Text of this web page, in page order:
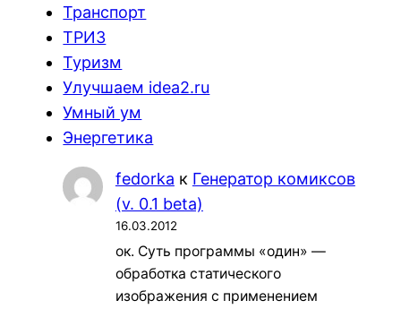
Транспорт
ТРИЗ
Туризм
Улучшаем idea2.ru
Умный ум
Энергетика
fedorka к Генератор комиксов
(v. 0.1 beta)
16.03.2012
ок. Суть программы «один» —
обработка статического
изображения с применением